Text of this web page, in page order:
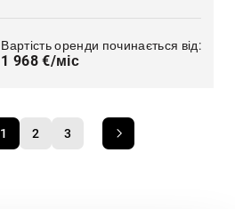
Вартість оренди починається від:
1 968 €/міс
1 2 3